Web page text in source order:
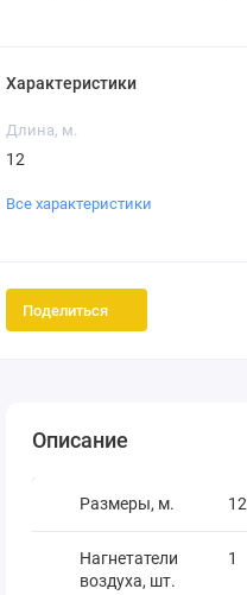
Характеристики
Длина, м.
12
Все характеристики
Поделиться
Описание
Размеры, м.
Нагнетатели
воздуха, шт.
1